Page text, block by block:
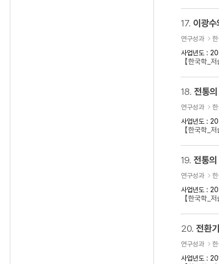
17. 이광
연구성과
사업년도 :
【한국학_
18. 전통
연구성과
사업년도 :
【한국학_
19. 전통
연구성과
사업년도 :
【한국학_
20. 전환
연구성과
사업년도 :